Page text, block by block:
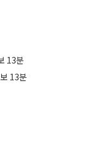
13분
13분